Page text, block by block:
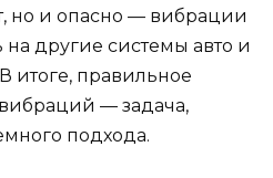
но и опасно — вибрации
на другие системы авто и
итоге, правильное
— задача,
подхода.